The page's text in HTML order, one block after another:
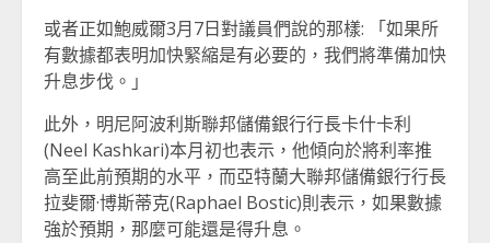
或者正如鮑威爾3月7日對議員們說的那樣: 「如果所
有數據都表明加快緊縮是有必要的，我們將準備加快
升息步伐。」
此外，明尼阿波利斯聯邦儲備銀行行長卡什卡利
(Neel Kashkari)本月初也表示，他傾向於將利率推
高至此前預期的水平，而亞特蘭大聯邦儲備銀行行長
拉斐爾·博斯蒂克(Raphael Bostic)則表示，如果數據
強於預期，那麼可能還是得升息。